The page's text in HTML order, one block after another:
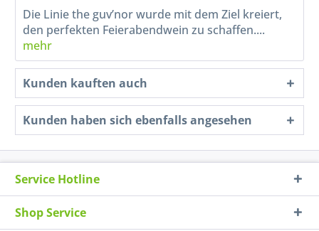
Die Linie the guv’nor wurde mit dem Ziel kreiert,
den perfekten Feierabendwein zu schaffen....
mehr
Kunden kauften auch
Kunden haben sich ebenfalls angesehen
Service Hotline
Shop Service